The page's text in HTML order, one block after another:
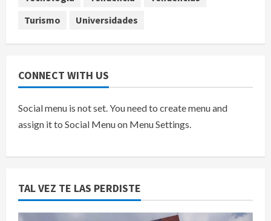
Turismo
Universidades
CONNECT WITH US
Social menu is not set. You need to create menu and
assign it to Social Menu on Menu Settings.
TAL VEZ TE LAS PERDISTE